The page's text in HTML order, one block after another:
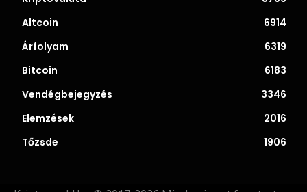
Altcoin
6914
Árfolyam
6319
Bitcoin
6183
Vendégbejegyzés
3346
Elemzések
2016
Tőzsde
1906